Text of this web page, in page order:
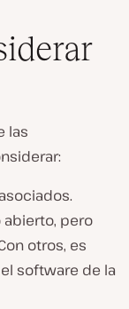
las
abierto, pero
otros, es
software de la